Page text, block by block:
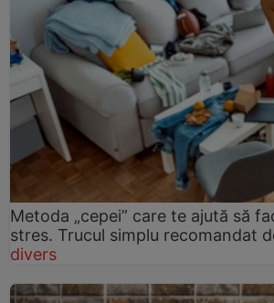
Metoda „cepei” care te ajută să
stres. Trucul simplu recomandat
divers